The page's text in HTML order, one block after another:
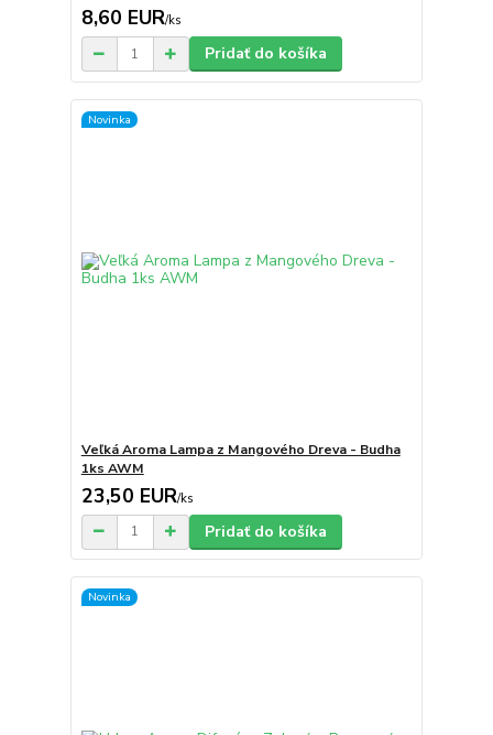
8,60 EUR/ks
Pridať do košíka
Novinka
Veľká Aroma Lampa z Mangového Dreva - Budha
1ks AWM
23,50 EUR/ks
Pridať do košíka
Novinka